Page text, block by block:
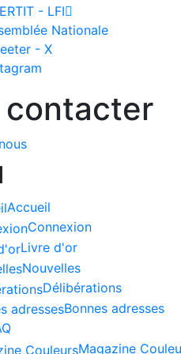
- LFI
Nationale
- X
contacter
Accueil
Connexion
Livre d'or
Nouvelles
Délibérations
Bonnes adresses
Magazine